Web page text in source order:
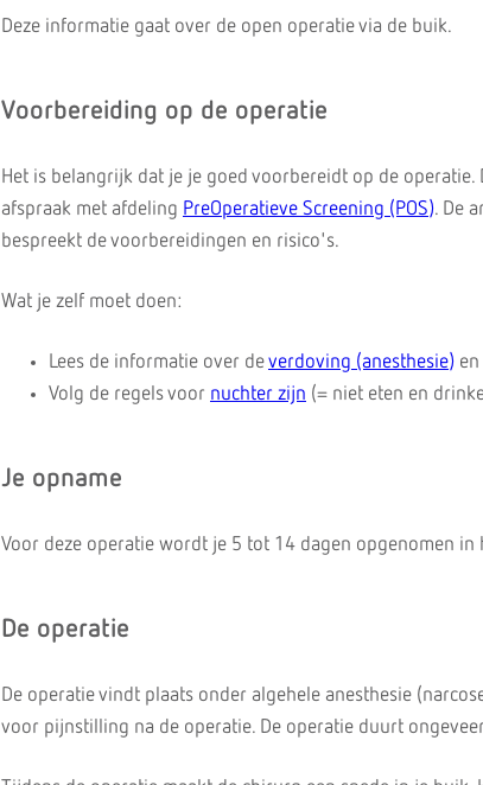
Deze informatie gaat over de open operatie via de buik.
Voorbereiding op de operatie
Het is belangrijk dat je je goed voorbereidt op de operatie.
afspraak met afdeling PreOperatieve Screening (POS). De
bespreekt de voorbereidingen en risico's.
Wat je zelf moet doen:
Lees de informatie over deverdoving (anesthesie) en
Volg de regels voor nuchter zijn (= niet eten en
Je opname
Voor deze operatie wordt je 5 tot 14 dagen opgenomen in
De operatie
De operatie vindt plaats onder algehele anesthesie
voor pijnstilling na de operatie. De operatie duurt